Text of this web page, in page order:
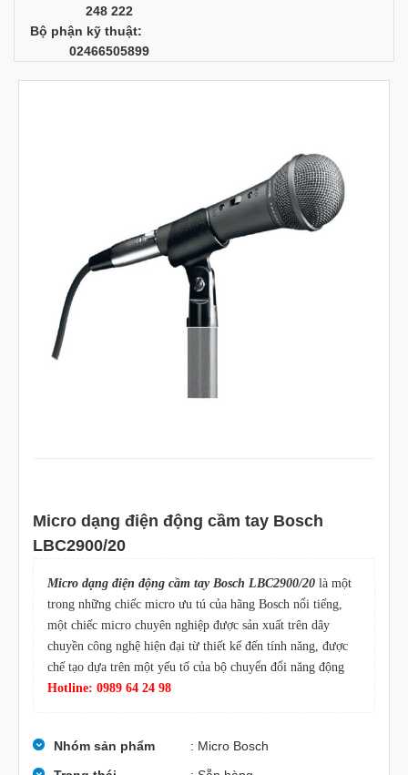
248 222
Bộ phận kỹ thuật:
02466505899
Micro dạng điện động cầm tay Bosch
LBC2900/20
Micro dạng điện động cầm tay Bosch LBC2900/20 là một
trong những chiếc micro ưu tú của hãng Bosch nổi tiếng,
một chiếc micro chuyên nghiệp được sản xuất trên dây
chuyền công nghệ hiện đại từ thiết kế đến tính năng, được
chế tạo dựa trên một yếu tố của bộ chuyển đổi năng động
Hotline: 0989 64 24 98
Nhóm sản phẩm
: Micro Bosch